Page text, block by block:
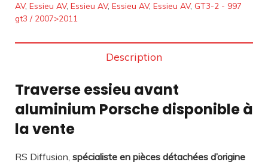
AV, Essieu AV, Essieu AV, Essieu AV, Essieu AV, GT3-2 - 997
gt3 / 2007>2011
Description
Traverse essieu avant
aluminium Porsche disponible à
la vente
RS Diffusion, spécialiste en pièces détachées d’origine